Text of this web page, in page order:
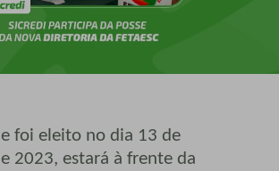
foi eleito no dia 13 de
2023, estará à frente da